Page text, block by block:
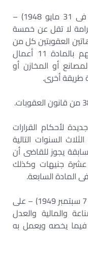
(أضيفت بالقانون 83 فى 31 مايو 1948) –
لا تقل عن خمسة
العقوبتين كل من
حال دون تأدية الموظفين المشار اليهم بالمادة 11 أعمال
أو المخازن أو
طريقة أخرى.
لأحكام القرارات
السنوات التالية
يجوز للقاضى أن
عشرة جنيهات وكذلك
المادة السابعة.
(معدلة بالقانون رقم 153 فى 7 سبتمبر 1949) – على
والمالية والعدل
فيما يخصه ويعمل به